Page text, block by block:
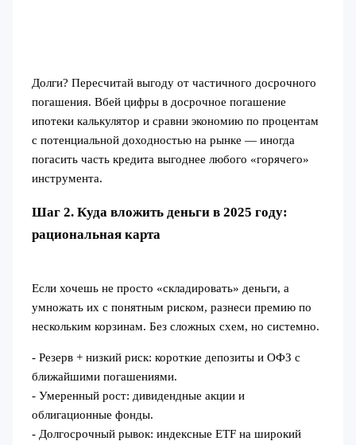
Долги? Пересчитай выгоду от частичного досрочного
погашения. Вбей цифры в досрочное погашение
ипотеки калькулятор и сравни экономию по процентам
с потенциальной доходностью на рынке — иногда
погасить часть кредита выгоднее любого «горячего»
инструмента.
Шаг 2. Куда вложить деньги в 2025 году:
рациональная карта
Если хочешь не просто «складировать» деньги, а
умножать их с понятным риском, разнеси премию по
нескольким корзинам. Без сложных схем, но системно.
- Резерв + низкий риск: короткие депозиты и ОФЗ с
ближайшими погашениями.
- Умеренный рост: дивидендные акции и
облигационные фонды.
- Долгосрочный рывок: индексные ETF на широкий